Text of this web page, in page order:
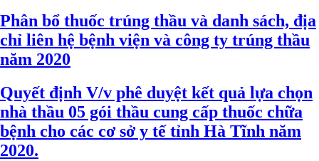
Phân bổ thuốc trúng thầu và danh sách, địa
chỉ liên hệ bệnh viện và công ty trúng thầu
năm 2020
Quyết định V/v phê duyệt kết quả lựa chọn
nhà thầu 05 gói thầu cung cấp thuốc chữa
bệnh cho các cơ sở y tế tỉnh Hà Tĩnh năm
2020.